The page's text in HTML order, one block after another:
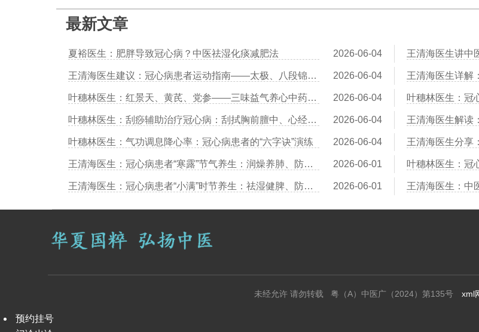
最新文章
夏裕医生：肥胖导致冠心病？中医祛湿化痰减肥法 2026-06-04
王清海医生建议：冠心病患者运动指南——太极、八段锦、散步哪个更安全 2026-06-04
叶穗林医生：红景天、黄芪、党参——三味益气养心中药比较 2026-06-04
叶穗林医生：刮痧辅助治疗冠心病：刮拭胸前膻中、心经路线 2026-06-04
叶穗林医生：气功调息降心率：冠心病患者的“六字诀”演练 2026-06-04
王清海医生：冠心病患者“寒露”节气养生：润燥养肺、防寒护心阳 2026-06-01 叶穗林医生：冠
王清海医生：冠心病患者“小满”时节养生：祛湿健脾、防湿热困心 2026-06-01
未经允许 请勿转载 粤（A）中医广（2024）第135号 xml
预约挂号